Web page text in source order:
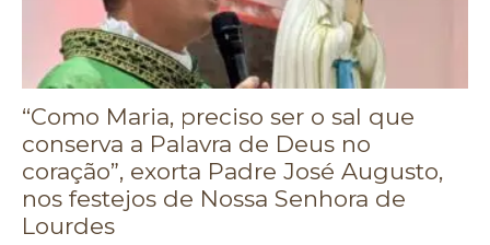
“Como Maria, preciso ser o sal que
conserva a Palavra de Deus no
coração”, exorta Padre José Augusto,
nos festejos de Nossa Senhora de
Lourdes